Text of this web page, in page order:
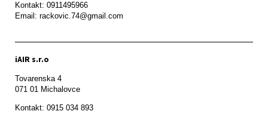
Kontakt: 0911495966
Email: rackovic.74@gmail.com
iAIR s.r.o
Tovarenska 4
071 01 Michalovce